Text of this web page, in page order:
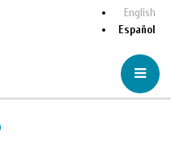
English
Español